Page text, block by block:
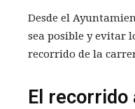
Desde el
sea posible y evitar
recorrido de la
El recorrido